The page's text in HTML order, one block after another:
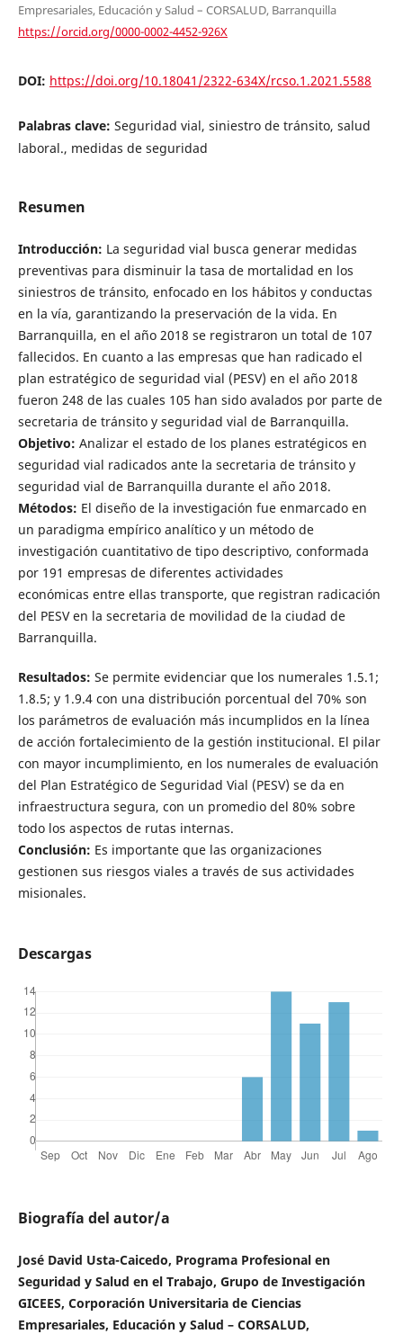
Empresariales, Educación y Salud – CORSALUD, Barranquilla
https://orcid.org/0000-0002-4452-926X
DOI: https://doi.org/10.18041/2322-634X/rcso.1.2021.5588
Palabras clave: Seguridad vial, siniestro de tránsito, salud
laboral., medidas de seguridad
Resumen
Introducción: La seguridad vial busca generar medidas
preventivas para disminuir la tasa de mortalidad en los
siniestros de tránsito, enfocado en los hábitos y conductas
en la vía, garantizando la preservación de la vida. En
Barranquilla, en el año 2018 se registraron un total de 107
fallecidos. En cuanto a las empresas que han radicado el
plan estratégico de seguridad vial (PESV) en el año 2018
fueron 248 de las cuales 105 han sido avalados por parte de
secretaria de tránsito y seguridad vial de Barranquilla.
Objetivo: Analizar el estado de los planes estratégicos en
seguridad vial radicados ante la secretaria de tránsito y
seguridad vial de Barranquilla durante el año 2018.
Métodos: El diseño de la investigación fue enmarcado en
un paradigma empírico analítico y un método de
investigación cuantitativo de tipo descriptivo, conformada
por 191 empresas de diferentes actividades
económicas entre ellas transporte, que registran radicación
del PESV en la secretaria de movilidad de la ciudad de
Barranquilla.
Resultados: Se permite evidenciar que los numerales 1.5.1;
1.8.5; y 1.9.4 con una distribución porcentual del 70% son
los parámetros de evaluación más incumplidos en la línea
de acción fortalecimiento de la gestión institucional. El pilar
con mayor incumplimiento, en los numerales de evaluación
del Plan Estratégico de Seguridad Vial (PESV) se da en
infraestructura segura, con un promedio del 80% sobre
todo los aspectos de rutas internas.
Conclusión: Es importante que las organizaciones
gestionen sus riesgos viales a través de sus actividades
misionales.
Descargas
Biografía del autor/a
José David Usta-Caicedo, Programa Profesional en
Seguridad y Salud en el Trabajo, Grupo de Investigación
GICEES, Corporación Universitaria de Ciencias
Empresariales, Educación y Salud – CORSALUD,